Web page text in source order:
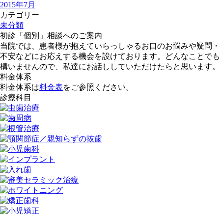
2015年7月
カテゴリー
未分類
初診「個別」相談へのご案内
当院では、患者様が抱えていらっしゃるお口のお悩みや疑問・
不安などにお応えする機会を設けております。どんなことでも
構いませんので、私達にお話ししていただけたらと思います。
料金体系
料金体系は料金表をご参照ください。
診療科目